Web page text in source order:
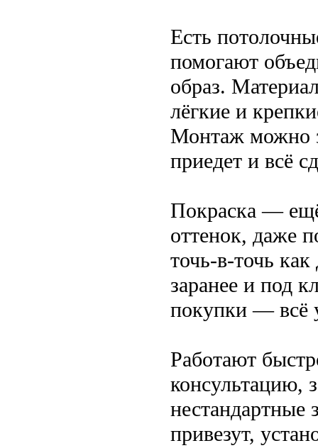
Есть
помогают
образ.
лёгкие и
Монтаж можно
приедет и всё
Покраска —
оттенок, даже
точь-в-точь
заранее и под
покупки — всё
Работают
консультацию,
нестандартные
привезут,